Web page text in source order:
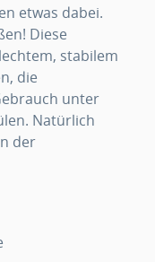
etwas dabei.
Diese
stabilem
die
unter
Natürlich
der